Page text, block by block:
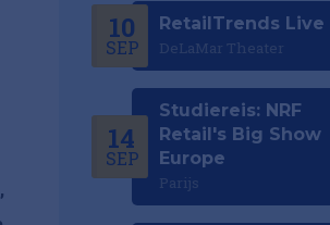
10
SEP
RetailTrends Live
DeLaMar Theater
14
SEP
Studiereis: NRF
Retail's Big Show
Europe
Parijs